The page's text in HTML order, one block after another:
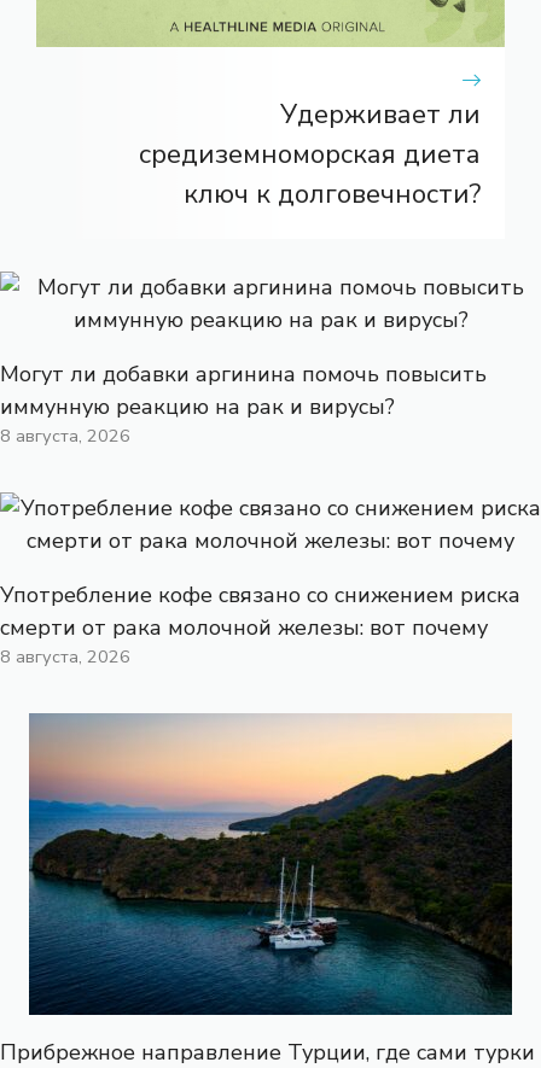
Удерживает ли
средиземноморская диета
ключ к долговечности?
Могут ли добавки аргинина помочь повысить
иммунную реакцию на рак и вирусы?
8 августа, 2026
Употребление кофе связано со снижением риска
смерти от рака молочной железы: вот почему
8 августа, 2026
Прибрежное направление Турции, где сами турки